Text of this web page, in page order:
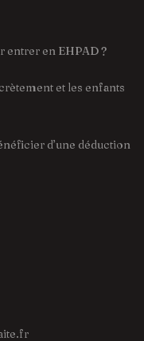
entrer en EHPAD ?
et les enfants
d’une déduction